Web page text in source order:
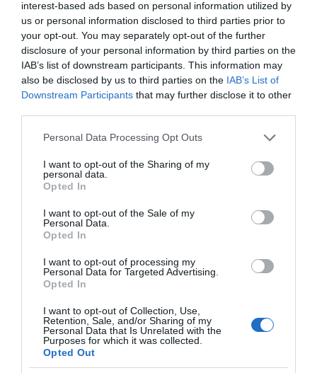
interest-based ads based on personal information utilized by
us or personal information disclosed to third parties prior to
your opt-out. You may separately opt-out of the further
disclosure of your personal information by third parties on the
IAB’s list of downstream participants. This information may
also be disclosed by us to third parties on the IAB’s List of
Downstream Participants that may further disclose it to other
Please note that this website/app uses one or more Google
not limited to your visit or usage behaviour. You may click to
grant or deny consent to Google and its third-party tags to
use your data for below specified purposes in below Google
consent section.
Personal Data Processing Opt Outs
I want to opt-out of the Sharing of my
personal data.
Opted In
I want to opt-out of the Sale of my
Personal Data.
Opted In
I want to opt-out of processing my
Personal Data for Targeted Advertising.
Opted In
I want to opt-out of Collection, Use,
Retention, Sale, and/or Sharing of my
Personal Data that Is Unrelated with the
Purposes for which it was collected.
Opted Out
06.08.2026 | 13:45
Καλοκαίρι στην Εύβοια χωρίς
«Ταβέρνα Ξενύχτη» δεν γίνεται!
Χρόνια τώρα αυθεντικές γεύσεις!
06.08.2026 | 13:30
εισέβαλε στο σπίτι – Στιγμές
06.08.2026 | 13:15
κατάστημα
06.08.2026 | 13:00
Ο μικρός μουσικός που έγινε το
πρόσωπο της βραδιάς σε
06.08.2026 | 12:45
Ελλάδα: Νέες επενδύσεις 1 δισ.
έως το 2028 για την Ενέργεια
Ελλάδα: Νέες
επενδύσεις 1 δισ. έως
το 2028 για την
Ενέργεια
Φωτιά στη Δυτική
Αττική: Αυτά είναι τα
μέτρα ενίσχυσης των
πυρόπληκτων
e-ΕΦΚΑ και ΔΥΠΑ:
την Παρασκευή
οι αιτήσεις, οι
Άγνωστο επίδομα 846